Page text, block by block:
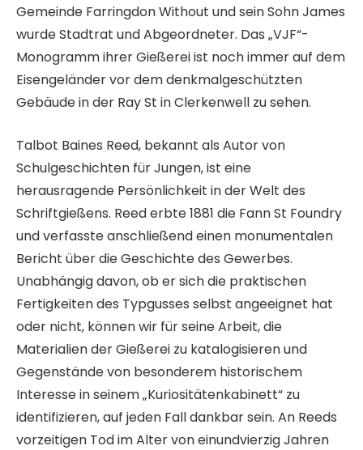
Gemeinde Farringdon Without und sein Sohn James
wurde Stadtrat und Abgeordneter. Das „VJF“-
Monogramm ihrer Gießerei ist noch immer auf dem
Eisengeländer vor dem denkmalgeschützten
Gebäude in der Ray St in Clerkenwell zu sehen.
Talbot Baines Reed, bekannt als Autor von
Schulgeschichten für Jungen, ist eine
herausragende Persönlichkeit in der Welt des
Schriftgießens. Reed erbte 1881 die Fann St Foundry
und verfasste anschließend einen monumentalen
Bericht über die Geschichte des Gewerbes.
Unabhängig davon, ob er sich die praktischen
Fertigkeiten des Typgusses selbst angeeignet hat
oder nicht, können wir für seine Arbeit, die
Materialien der Gießerei zu katalogisieren und
Gegenstände von besonderem historischem
Interesse in seinem „Kuriositätenkabinett“ zu
identifizieren, auf jeden Fall dankbar sein. An Reeds
vorzeitigen Tod im Alter von einundvierzig Jahren